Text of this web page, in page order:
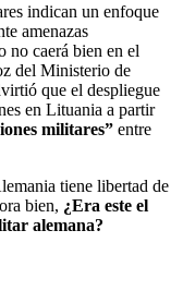
indican un enfoque
amenazas
no caerá bien en el
del Ministerio de
que el despliegue
en Lituania a partir
militares” entre
tiene libertad de
bien, ¿Era este el
alemana?